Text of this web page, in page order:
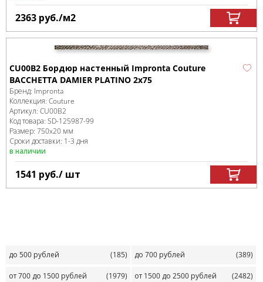
2363 руб./м2
CU00B2 Бордюр настенный Impronta Couture
BACCHETTA DAMIER PLATINO 2x75
Бренд: Impronta
Коллекция: Couture
Артикул: CU00B2
Код товара: SD-125987-99
Размер: 750x20 мм
Сроки доставки: 1-3 дня
в наличии
1541 руб./ шт
до 500 рублей (185) до 700 рублей (389)
от 700 до 1500 рублей (1979) от 1500 до 2500 рублей (2482)